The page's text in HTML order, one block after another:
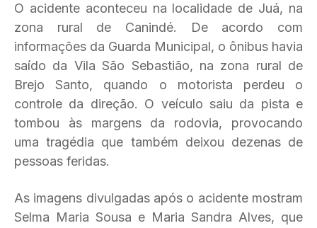
O acidente aconteceu na localidade de Juá, na
zona rural de Canindé. De acordo com
informações da Guarda Municipal, o ônibus havia
saído da Vila São Sebastião, na zona rural de
Brejo Santo, quando o motorista perdeu o
controle da direção. O veículo saiu da pista e
tombou às margens da rodovia, provocando
uma tragédia que também deixou dezenas de
pessoas feridas.
As imagens divulgadas após o acidente mostram
Selma Maria Sousa e Maria Sandra Alves, que